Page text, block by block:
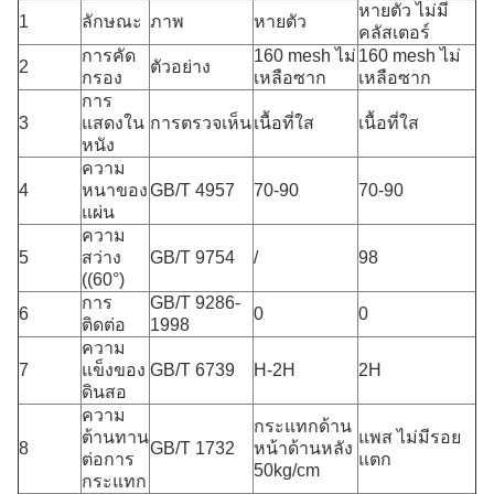
1
ลักษณะ ภาพ หายตัว
หายตัว ไม่มี
คลัสเตอร์
2
การคัด
กรอง
ตัวอย่าง
160 mesh ไม่
เหลือซาก
160 mesh ไม่
เหลือซาก
3
การ
แสดงใน
หนัง
การตรวจเห็นเนื้อที่ใส เนื้อที่ใส
4
ความ
หนาของ
แผ่น
GB/T 4957 70-90 70-90
5
ความ
สว่าง
((60°)
GB/T 9754 / 98
6
การ
ติดต่อ
GB/T 9286-
1998
0 0
7
ความ
แข็งของ
ดินสอ
GB/T 6739 H-2H 2H
8
ความ
ต้านทาน
ต่อการ
กระแทก
GB/T 1732
กระแทกด้าน
หน้าด้านหลัง
50kg/cm
แพส ไม่มีรอย
แตก